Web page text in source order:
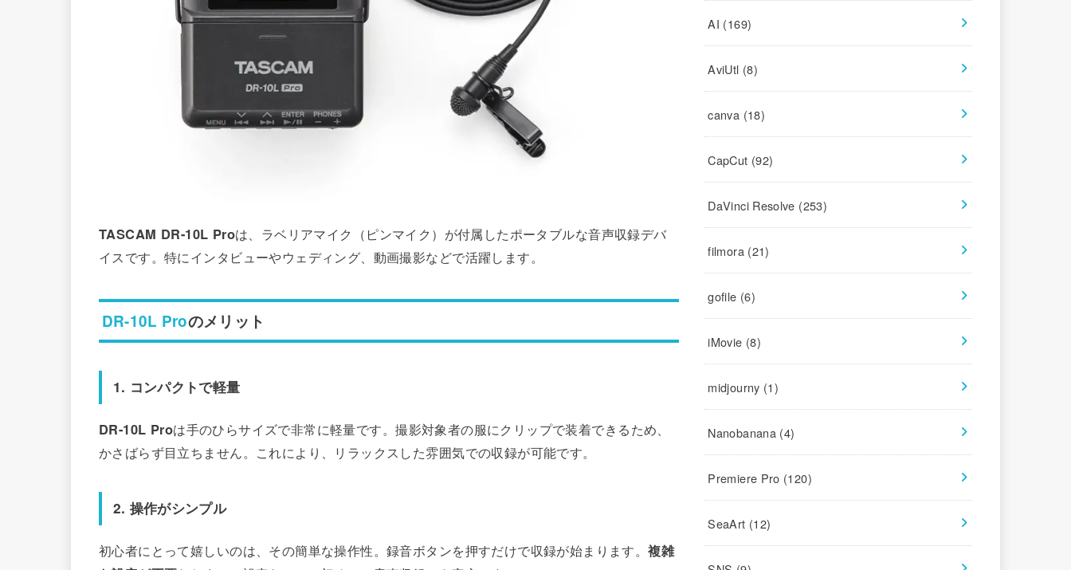
TASCAM DR-10L Proは、ラベリアマイク（ピンマイク）が付属したポータブルな音声収録デバ
イスです。特にインタビューやウェディング、動画撮影などで活躍します。
DR-10L Proのメリット
1. コンパクトで軽量
DR-10L Proは手のひらサイズで非常に軽量です。撮影対象者の服にクリップで装着できるため、
かさばらず目立ちません。これにより、リラックスした雰囲気での収録が可能です。
2. 操作がシンプル
初心者にとって嬉しいのは、その簡単な操作性。録音ボタンを押すだけで収録が始まります。複雑
AI (169)
AviUtl (8)
canva (18)
CapCut (92)
DaVinci Resolve (253)
filmora (21)
gofile (6)
iMovie (8)
midjourny (1)
Nanobanana (4)
Premiere Pro (120)
SeaArt (12)